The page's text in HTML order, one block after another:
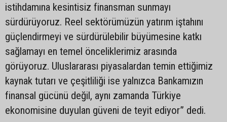
istihdamına kesintisiz finansman sunmayı
sürdürüyoruz. Reel sektörümüzün yatırım iştahını
güçlendirmeyi ve sürdürülebilir büyümesine katkı
sağlamayı en temel önceliklerimiz arasında
görüyoruz. Uluslararası piyasalardan temin ettiğimiz
kaynak tutarı ve çeşitliliği ise yalnızca Bankamızın
finansal gücünü değil, aynı zamanda Türkiye
ekonomisine duyulan güveni de teyit ediyor” dedi.